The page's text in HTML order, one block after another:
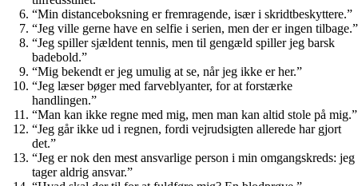
“Min distanceboksning er fremragende, især i skridtbeskyttere.”
“Jeg ville gerne have en selfie i serien, men der er ingen tilbage.”
“Jeg spiller sjældent tennis, men til gengæld spiller jeg barsk
badebold.”
“Mig bekendt er jeg umulig at se, når jeg ikke er her.”
“Jeg læser bøger med farveblyanter, for at forstærke
handlingen.”
“Man kan ikke regne med mig, men man kan altid stole på mig.”
“Jeg går ikke ud i regnen, fordi vejrudsigten allerede har gjort
det.”
“Jeg er nok den mest ansvarlige person i min omgangskreds: jeg
tager aldrig ansvar.”